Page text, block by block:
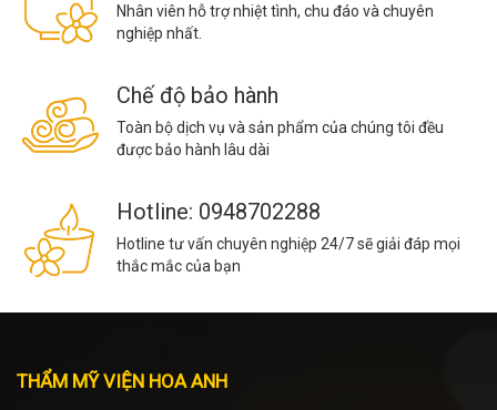
Nhân viên hỗ trợ nhiệt tình, chu đáo và chuyên
nghiệp nhất.
Chế độ bảo hành
Toàn bộ dịch vụ và sản phẩm của chúng tôi đều
được bảo hành lâu dài
Hotline: 0948702288
Hotline tư vấn chuyên nghiệp 24/7 sẽ giải đáp mọi
thắc mắc của bạn
THẨM MỸ VIỆN HOA ANH